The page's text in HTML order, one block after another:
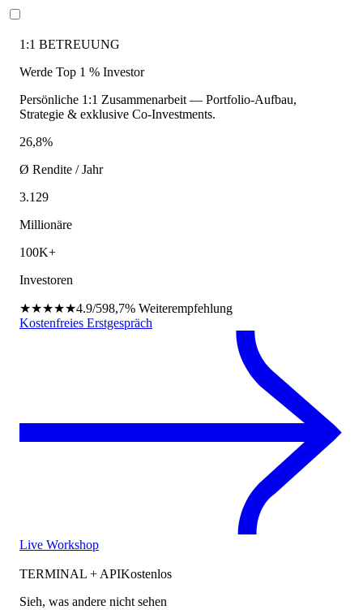
1:1 BETREUUNG
Werde Top 1 % Investor
Persönliche 1:1 Zusammenarbeit — Portfolio-Aufbau,
Strategie & exklusive Co-Investments.
26,8%
Ø Rendite / Jahr
3.129
Millionäre
100K+
Investoren
★★★★★4.9/598,7% Weiterempfehlung
Kostenfreies Erstgespräch
Live Workshop
TERMINAL + APIKostenlos
Sieh, was andere nicht sehen